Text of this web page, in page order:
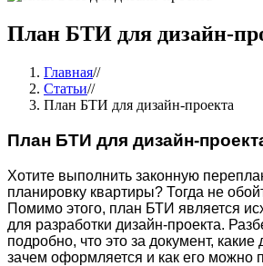
План БТИ для дизайн-
Главная//
Статьи//
План БТИ для дизайн-проекта
План БТИ для дизайн-
Хотите выполнить законную
планировку квартиры? Тогда не
Помимо этого, план БТИ является
для разработки дизайн-проекта.
подробно, что это за документ,
зачем оформляется и как его можно